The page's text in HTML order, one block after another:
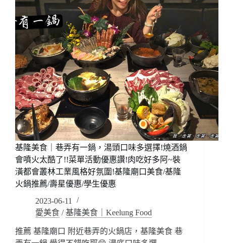
基隆美食｜巷弄有一鍋，湯頭口味多選擇!燒酒鍋
會噴火太酷了!!菜單活動優惠讚!肉吃好多阿~裝
潢都會叢林工業風格好氛圍!基隆廟口美食/基隆
火鍋推薦/壽星優惠/學生優惠
2023-06-11
愛美食 /基隆美食｜Keelung Food
推薦 基隆廟口 附近巷弄的火鍋店，基隆美食 巷